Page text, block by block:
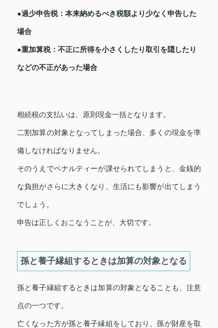
●過少申告税：本来納めるべき税額より少なく申告した
場合
●重加算税：不正に所得を小さくしたり取引を隠したり
などの不正があった場合
相続税の支払いは、原則現金一括となります。
二割加算の対象となってしまった場合、多くの現金を準
備しなければなりません。
そのうえでペナルティーが課せられてしまうと、金銭的
な負担がさらに大きくなり、生活にも影響が出てしまう
でしょう。
申告は正しくおこなうことが、大切です。
孫と養子縁組するときは加算の対象となる
孫と養子縁組するときは加算の対象となることも、注意
点の一つです。
亡くなった方が孫と養子縁組をしており、孫が財産を取